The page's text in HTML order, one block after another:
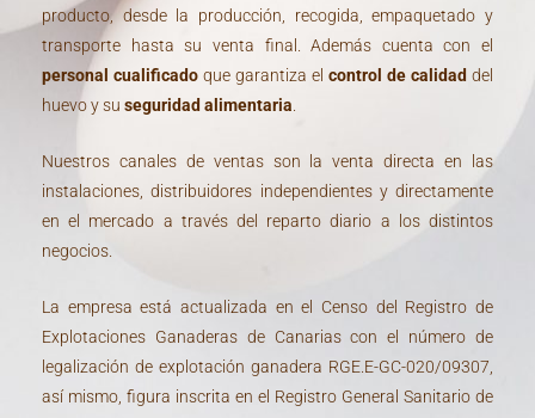
producto, desde la producción, recogida, empaquetado y
transporte hasta su venta final. Además cuenta con el
personal cualificado que garantiza el control de calidad del
huevo y su seguridad alimentaria
Nuestros canales de ventas son la venta directa en las
instalaciones, distribuidores independientes y directamente
en el mercado a través del reparto diario a los distintos
negocios.
La empresa está actualizada en el Censo del Registro de
Explotaciones Ganaderas de Canarias con el número de
legalización de explotación ganadera RGE.E-GC-020/09307,
así mismo, figura inscrita en el Registro General Sanitario de